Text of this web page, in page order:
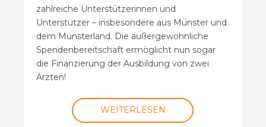
zahlreiche Unterstützerinnen und
Unterstützer – insbesondere aus Münster und
dem Münsterland. Die außergewöhnliche
Spendenbereitschaft ermöglicht nun sogar
die Finanzierung der Ausbildung von zwei
Ärzten!
WEITERLESEN